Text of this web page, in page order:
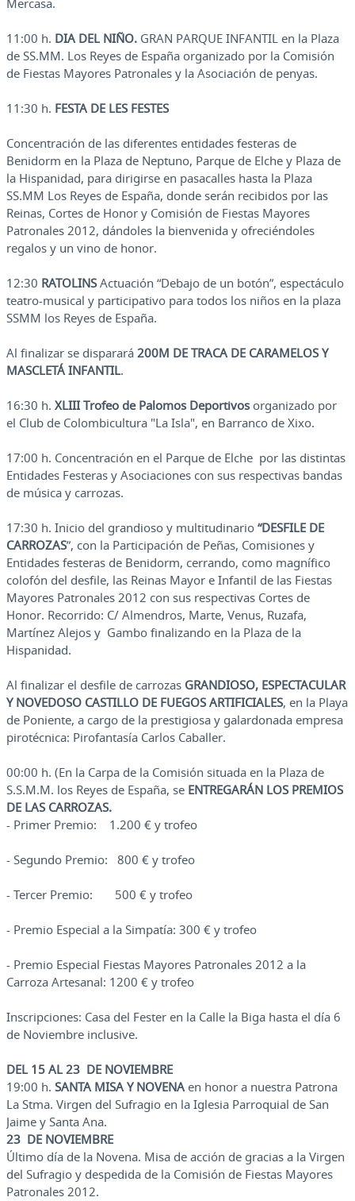
Mercasa.
11:00 h. DIA DEL NIÑO. GRAN PARQUE INFANTIL en la Plaza
de SS.MM. Los Reyes de España organizado por la Comisión
de Fiestas Mayores Patronales y la Asociación de penyas.
11:30 h. FESTA DE LES FESTES
Concentración de las diferentes entidades festeras de
Benidorm en la Plaza de Neptuno, Parque de Elche y Plaza de
la Hispanidad, para dirigirse en pasacalles hasta la Plaza
SS.MM Los Reyes de España, donde serán recibidos por las
Reinas, Cortes de Honor y Comisión de Fiestas Mayores
Patronales 2012, dándoles la bienvenida y ofreciéndoles
regalos y un vino de honor.
12:30 RATOLINS Actuación “Debajo de un botón”, espectáculo
teatro-musical y participativo para todos los niños en la plaza
SSMM los Reyes de España.
Al finalizar se disparará 200M DE TRACA DE CARAMELOS Y
MASCLETÁ INFANTIL.
16:30 h. XLIII Trofeo de Palomos Deportivos organizado por
el Club de Colombicultura "La Isla", en Barranco de Xixo.
17:00 h. Concentración en el Parque de Elche por las distintas
Entidades Festeras y Asociaciones con sus respectivas bandas
de música y carrozas.
17:30 h. Inicio del grandioso y multitudinario “DESFILE DE
CARROZAS”, con la Participación de Peñas, Comisiones y
Entidades festeras de Benidorm, cerrando, como magnífico
colofón del desfile, las Reinas Mayor e Infantil de las Fiestas
Mayores Patronales 2012 con sus respectivas Cortes de
Honor. Recorrido: C/ Almendros, Marte, Venus, Ruzafa,
Martínez Alejos y Gambo finalizando en la Plaza de la
Hispanidad.
Al finalizar el desfile de carrozas GRANDIOSO, ESPECTACULAR
Y NOVEDOSO CASTILLO DE FUEGOS ARTIFICIALES, en la Playa
de Poniente, a cargo de la prestigiosa y galardonada empresa
pirotécnica: Pirofantasía Carlos Caballer.
00:00 h. (En la Carpa de la Comisión situada en la Plaza de
S.S.M.M. los Reyes de España, se ENTREGARÁN LOS PREMIOS
DE LAS CARROZAS.
- Primer Premio: 1.200 € y trofeo
- Segundo Premio: 800 € y trofeo
- Tercer Premio: 500 € y trofeo
- Premio Especial a la Simpatía: 300 € y trofeo
- Premio Especial Fiestas Mayores Patronales 2012 a la
Carroza Artesanal: 1200 € y trofeo
Inscripciones: Casa del Fester en la Calle la Biga hasta el día 6
de Noviembre inclusive.
DEL 15 AL 23 DE NOVIEMBRE
19:00 h. SANTA MISA Y NOVENAen honor a nuestra Patrona
La Stma. Virgen del Sufragio en la Iglesia Parroquial de San
Jaime y Santa Ana.
23 DE NOVIEMBRE
Último día de la Novena. Misa de acción de gracias a la Virgen
del Sufragio y despedida de la Comisión de Fiestas Mayores
Patronales 2012.